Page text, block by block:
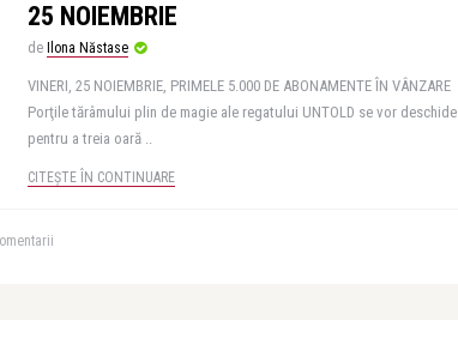
25 NOIEMBRIE
de Ilona Năstase
VINERI, 25 NOIEMBRIE, PRIMELE 5.000 DE ABONAMENTE ÎN VÂNZARE
Porţile tărâmului plin de magie ale regatului UNTOLD se vor deschide
pentru a treia oară ..
CITEȘTE ÎN CONTINUARE